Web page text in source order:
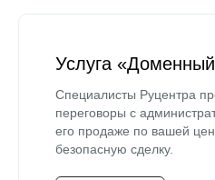
Услуга
Специалисты Руцентра
переговоры с
его продаже по вашей
безопасную сделку.